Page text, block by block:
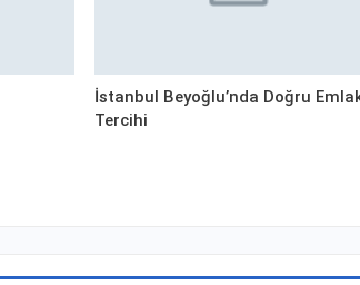
İstanbul Beyoğlu’nda Doğru
Tercihi